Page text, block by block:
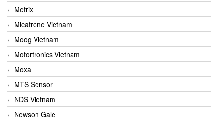
Metrix
Micatrone Vietnam
Moog Vietnam
Motortronics Vietnam
Moxa
MTS Sensor
NDS Vietnam
Newson Gale